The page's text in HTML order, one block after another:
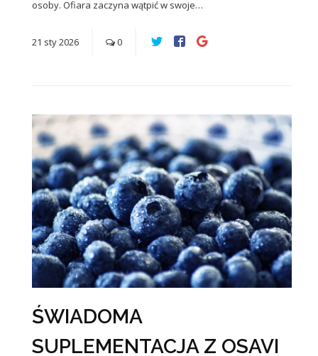
osoby. Ofiara zaczyna wątpić w swoje…
21 sty2026 0
ŚWIADOMA
SUPLEMENTACJA Z OSAVI